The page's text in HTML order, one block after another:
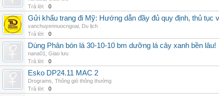
Trả lời:
0
Gửi khẩu trang đi Mỹ: Hướng dẫn đầy đủ quy định, thủ tục
vanchuyennuocngoai Du lịch
Trả lời:
0
Dùng Phân bón lá 30-10-10 bm dưỡng lá cây xanh bền lâu!
nana01
Giao lưu
Trả lời:
0
Esko DP24.11 MAC 2
Drograms Thông gió thông thường
Trả lời:
0